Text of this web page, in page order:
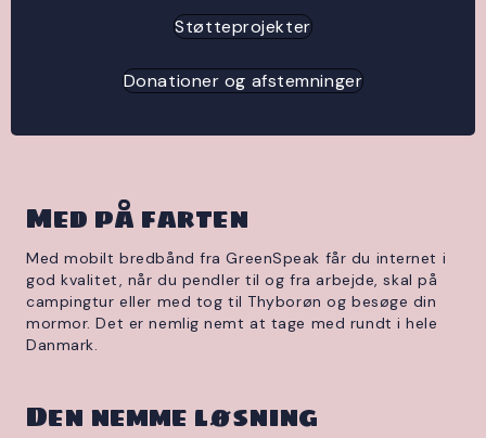
Støtteprojekter
Donationer og afstemninger
Med på farten
Med mobilt bredbånd fra GreenSpeak får du internet i
god kvalitet, når du pendler til og fra arbejde, skal på
campingtur eller med tog til Thyborøn og besøge din
mormor. Det er nemlig nemt at tage med rundt i hele
Danmark.
Den nemme løsning